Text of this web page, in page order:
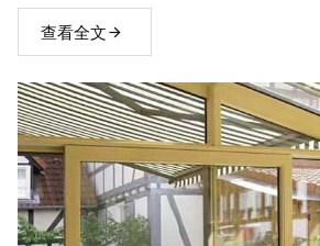
查看全文